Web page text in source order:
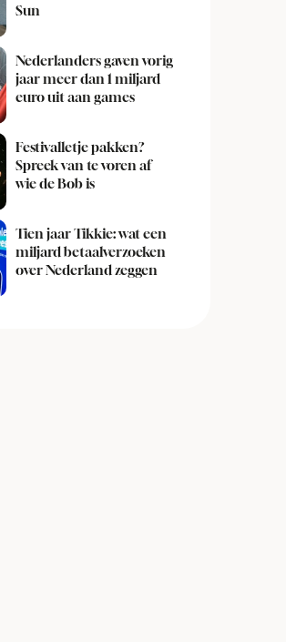
Sun
Nederlanders gaven vorig
jaar meer dan 1 miljard
euro uit aan games
Festivalletje pakken?
Spreek van te voren af
wie de Bob is
Tien jaar Tikkie: wat een
miljard betaalverzoeken
over Nederland zeggen